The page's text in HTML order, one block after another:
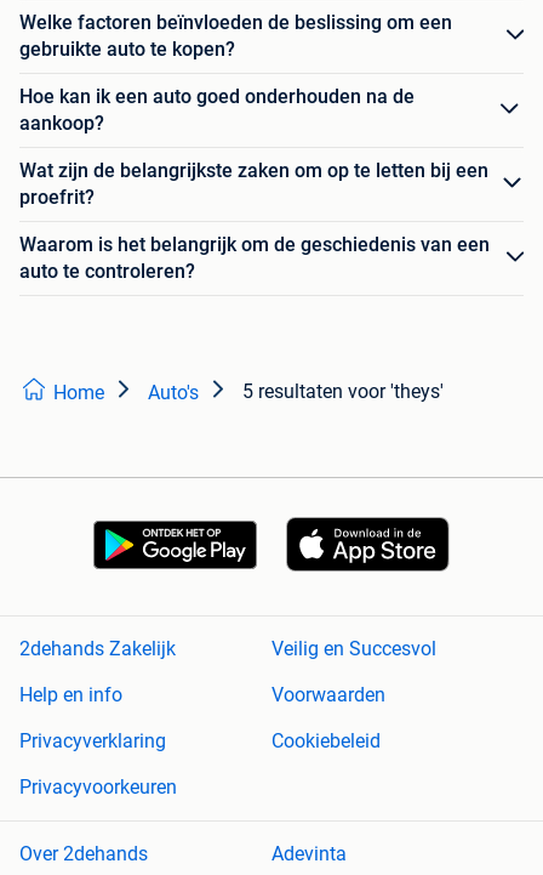
Welke factoren beïnvloeden de beslissing om een
gebruikte auto te kopen?
Hoe kan ik een auto goed onderhouden na de
aankoop?
Wat zijn de belangrijkste zaken om op te letten bij een
proefrit?
Waarom is het belangrijk om de geschiedenis van een
auto te controleren?
Home Auto's 5 resultaten voor 'theys'
2dehands Zakelijk
Veilig en Succesvol
Help en info
Voorwaarden
Privacyverklaring
Cookiebeleid
Privacyvoorkeuren
Over 2dehands Adevinta